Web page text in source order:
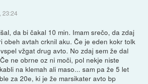
23:24
da bi čakal 10 min. Imam srečo, da zdaj
obeh avtah crknil aku. Če je eden kokr tolk
vžgat drug avto. No zdaj sem že dal
ne obrne oz ni moči, pol nekje niste
na klemah ali maso... sam pa že 5 let
za 20e, ki je že marsikater avto bp